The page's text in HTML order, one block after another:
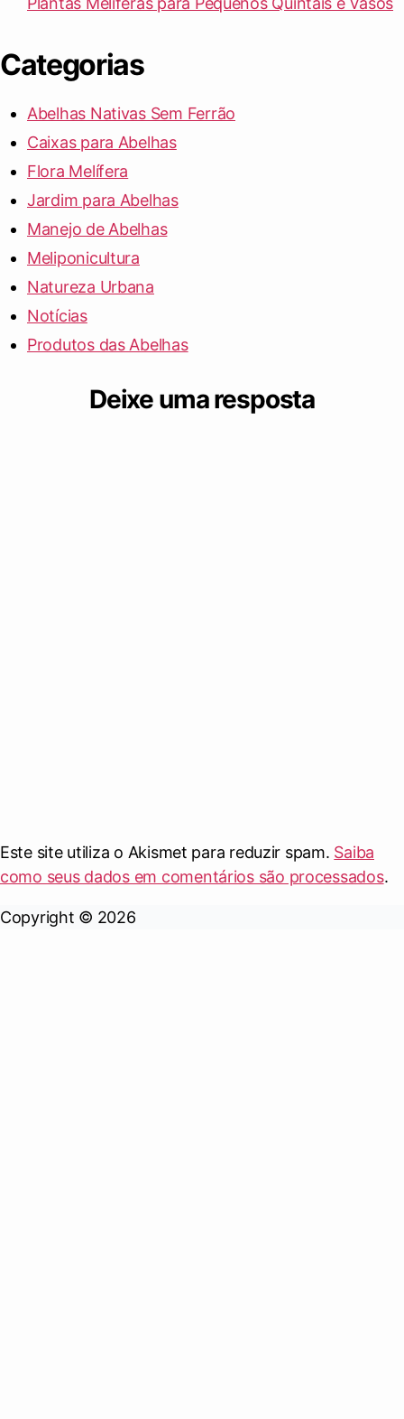
Categorias
Abelhas Nativas Sem Ferrão
Caixas para Abelhas
Flora Melífera
Jardim para Abelhas
Manejo de Abelhas
Meliponicultura
Natureza Urbana
Notícias
Produtos das Abelhas
Deixe uma resposta
Este site utiliza o Akismet para reduzir spam. Saiba
como seus dados em comentários são processados.
Copyright © 2026